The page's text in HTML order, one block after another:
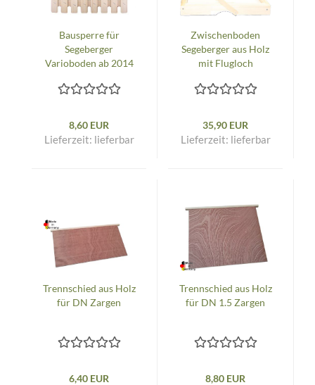
Bausperre für
Segeberger
Varioboden ab 2014
8,60 EUR
Lieferzeit: lieferbar
Zwischenboden
Segeberger aus Holz
mit Flugloch
35,90 EUR
Lieferzeit: lieferbar
Trennschied aus Holz
für DN Zargen
6,40 EUR
Trennschied aus Holz
für DN 1.5 Zargen
8,80 EUR